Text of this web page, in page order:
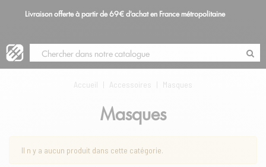
Livraison offerte à partir de 69€ d'achat en France métropolitaine
Accueil | Accessoires | Masques
Masques
Il n y a aucun produit dans cette catégorie.